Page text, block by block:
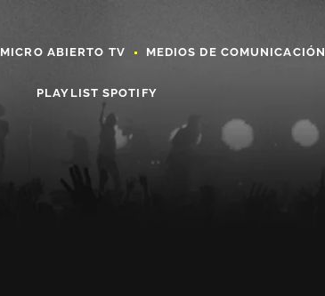
MICRO ABIERTO TV MEDIOS DE COMUNICACIÓN
PLAYLIST SPOTIFY